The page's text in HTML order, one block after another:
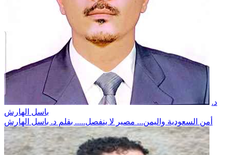
د.
باسل الهارش
أمن السعودية واليمن... مصير لا ينفصل..... بقلم د. باسل الهارش